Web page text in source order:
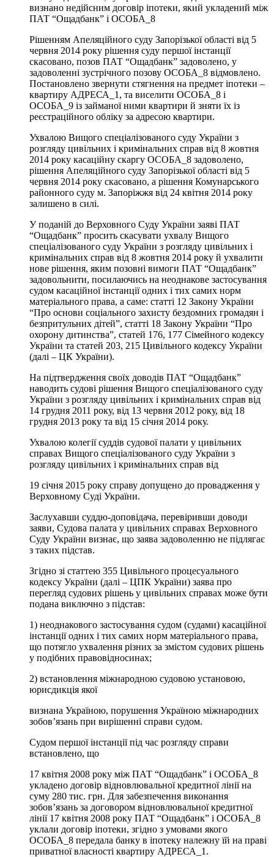
визнано недійсним договір іпотеки, який укладений між
ПАТ “Ощадбанк” і ОСОБА_8
Рішенням Апеляційного суду Запорізької області від 5
червня 2014 року рішення суду першої інстанції
скасовано, позов ПАТ “Ощадбанк” задоволено, у
задоволенні зустрічного позову ОСОБА_8 відмовлено.
Постановлено звернути стягнення на предмет іпотеки –
квартиру АДРЕСА_1, та виселити ОСОБА_8 і
ОСОБА_9 із займаної ними квартири й зняти їх із
реєстраційного обліку за адресою квартири.
Ухвалою Вищого спеціалізованого суду України з
розгляду цивільних і кримінальних справ від 8 жовтня
2014 року касаційну скаргу ОСОБА_8 задоволено,
рішення Апеляційного суду Запорізької області від 5
червня 2014 року скасовано, а рішення Комунарського
районного суду м. Запоріжжя від 24 квітня 2014 року
залишено в силі.
У поданій до Верховного Суду України заяві ПАТ
“Ощадбанк” просить скасувати ухвалу Вищого
спеціалізованого суду України з розгляду цивільних і
кримінальних справ від 8 жовтня 2014 року й ухвалити
нове рішення, яким позовні вимоги ПАТ “Ощадбанк”
задовольнити, посилаючись на неоднакове застосування
судом касаційної інстанції одних і тих самих норм
матеріального права, а саме: статті 12 Закону України
“Про основи соціального захисту бездомних громадян і
безпритульних дітей”, статті 18 Закону України “Про
охорону дитинства”, статей 176, 177 Сімейного кодексу
України та статей 203, 215 Цивільного кодексу України
(далі – ЦК України).
На підтвердження своїх доводів ПАТ “Ощадбанк”
наводить судові рішення Вищого спеціалізованого суду
України з розгляду цивільних і кримінальних справ від
14 грудня 2011 року, від 13 червня 2012 року, від 18
грудня 2013 року та від 15 січня 2014 року.
Ухвалою колегії суддів судової палати у цивільних
справах Вищого спеціалізованого суду України з
розгляду цивільних і кримінальних справ від
19 січня 2015 року справу допущено до провадження у
Верховному Суді України.
Заслухавши суддю-доповідача, перевіривши доводи
заяви, Судова палата у цивільних справах Верховного
Суду України визнає, що заява задоволенню не підлягає
з таких підстав.
Згідно зі статтею 355 Цивільного процесуального
кодексу України (далі – ЦПК України) заява про
перегляд судових рішень у цивільних справах може бути
подана виключно з підстав:
1) неоднакового застосування судом (судами) касаційної
інстанції одних і тих самих норм матеріального права,
що потягло ухвалення різних за змістом судових рішень
у подібних правовідносинах;
2) встановлення міжнародною судовою установою,
юрисдикція якої
визнана Україною, порушення Україною міжнародних
зобов’язань при вирішенні справи судом.
Судом першої інстанції під час розгляду справи
встановлено, що
17 квітня 2008 року між ПАТ “Ощадбанк” і ОСОБА_8
укладено договір відновлювальної кредитної лінії на
суму 280 тис. грн. Для забезпечення виконання
зобов’язань за договором відновлювальної кредитної
лінії 17 квітня 2008 року ПАТ “Ощадбанк” і ОСОБА_8
уклали договір іпотеки, згідно з умовами якого
ОСОБА_8 передала банку в іпотеку належну їй на праві
приватної власності квартиру АДРЕСА_1.